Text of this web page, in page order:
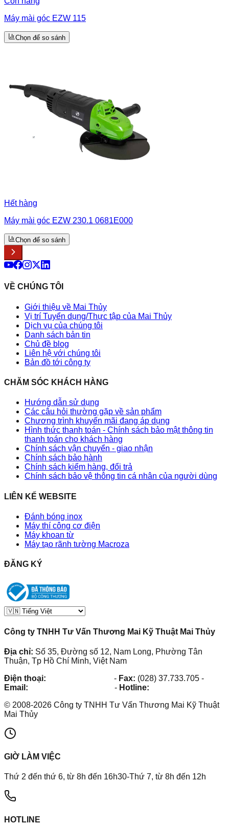
Máy mài góc EZW 115
Chọn để so sánh
Hết hàng
Máy mài góc EZW 230.1 0681E000
Chọn để so sánh
VỀ CHÚNG TÔI
Giới thiệu về Mai Thủy
Vị trí Tuyển dụng/Thực tập của Mai Thủy
Dịch vụ của chúng tôi
Danh sách bản tin
Chủ đề blog
Liên hệ với chúng tôi
Bản đồ tới công ty
CHĂM SÓC KHÁCH HÀNG
Hướng dẫn sử dụng
Các câu hỏi thường gặp về sản phẩm
Chương trình khuyến mãi đang áp dụng
Hình thức thanh toán - Chính sách bảo mật thông tin
thanh toán cho khách hàng
Chính sách vận chuyển - giao nhận
Chính sách bảo hành
Chính sách kiểm hàng, đổi trả
Chính sách bảo vệ thông tin cá nhân của người dùng
LIÊN KẾ WEBSITE
Đánh bóng inox
Máy thí công cơ điện
Máy khoan từ
Máy tạo rãnh tường Macroza
ĐĂNG KÝ
Công ty TNHH Tư Vấn Thương Mai Kỹ Thuật Mai Thủy
Địa chỉ: Số 35, Đường số 12, Nam Long, Phường Tân
Thuận, Tp Hồ Chí Minh, Việt Nam
Điện thoại:
- Fax: (028) 37.733.705 -
Email:
- Hotline:
© 2008-2026 Công ty TNHH Tư Vấn Thương Mai Kỹ Thuật
Mai Thủy
GIỜ LÀM VIỆC
Thứ 2 đến thứ 6, từ 8h đến 16h30-Thứ 7, từ 8h đến 12h
HOTLINE